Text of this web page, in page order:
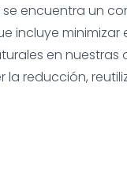
se encuentra un
incluye minimizar
en nuestras
reducción,